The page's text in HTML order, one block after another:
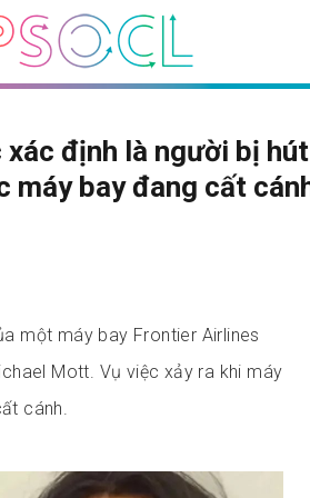
định là người bị
máy bay đang cất
một máy bay Frontier Airlines
Mott. Vụ việc xảy ra khi máy
cánh.